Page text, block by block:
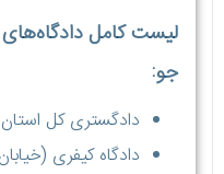
لیست کامل
جو:
دادگستری کل
دادگاه کیفری